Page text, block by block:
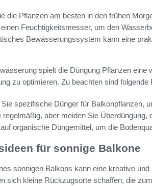
die Pflanzen am besten in den frühen
Feuchtigkeitsmesser, um den
Bewässerungssystem kann eine
spielt die Düngung Pflanzen eine
zu optimieren. Zu beachten sind folgende
spezifische Dünger für Balkonpflanzen,
regelmäßig, aber meiden Sie Überdüngung,
organische Düngemittel, um die
für sonnige Balkone
sonnigen Balkons kann eine kreative
sich kleine Rückzugsorte schaffen, die